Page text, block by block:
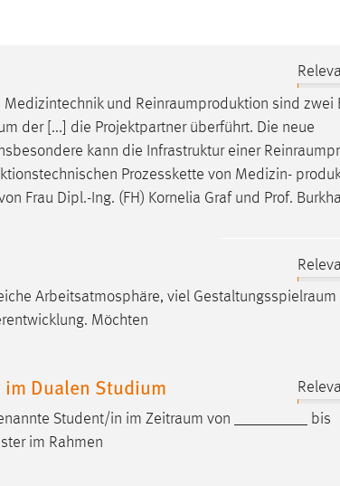
und Reinraumproduktion sind zwei
der [...] die Projektpartner überführt. Die neue
kann die Infrastruktur einer
Prozesskette von Medizin-
Frau Dipl.-Ing. (FH) Kornelia Graf und Prof.
Arbeitsatmosphäre, viel Gestaltungsspielraum
Möchten
Dualen Studium
Student/in im Zeitraum von _________ bis
im Rahmen